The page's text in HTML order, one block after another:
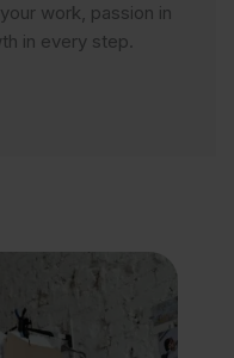
work, passion in
in every step.